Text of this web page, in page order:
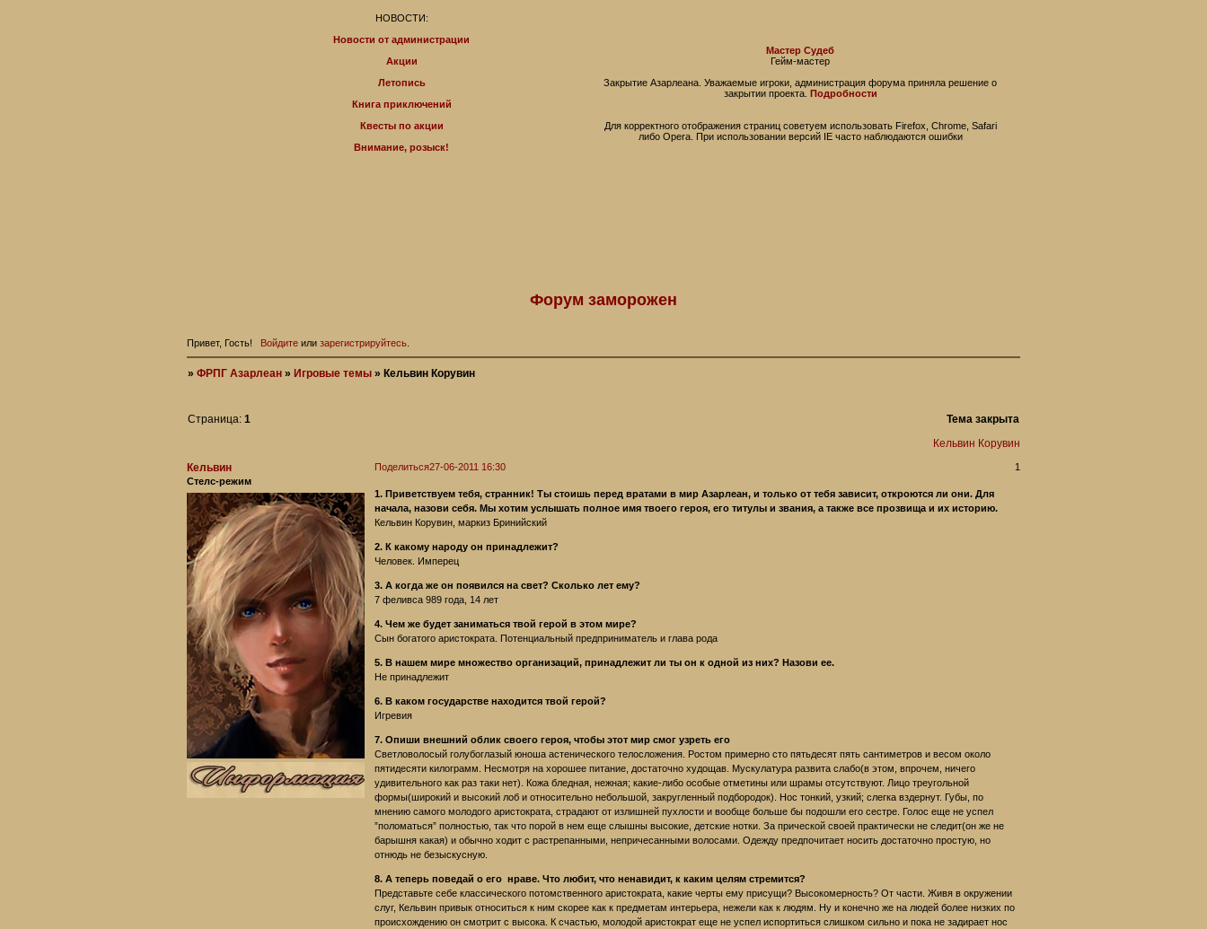
НОВОСТИ:
Новости от администрации
Акции
Летопись
Книга приключений
Квесты по акции
Внимание, розыск!
Мастер Судеб
Гейм-мастер
Закрытие Азарлеана. Уважаемые игроки, администрация форума приняла решение о
закрытии проекта.
Подробности
Для корректного отображения страниц советуем использовать Firefox, Chrome, Safari
либо Operа. При использовании версий IE часто наблюдаются ошибки
Форум заморожен
Привет, Гость! Войдитеили зарегистрируйтесь.
»ФРПГ Азарлеан » Игровые темы » Кельвин Корувин
Кельвин Корувин
Страница:1 Тема закрыта
Поделиться 1
27-06-2011 16:30
Кельвин
Стелс-режим
1. Приветствуем тебя, странник! Ты стоишь перед вратами в мир Азарлеан, и только от тебя зависит, откроются ли они. Для
начала, назови себя. Мы хотим услышать полное имя твоего героя, его титулы и звания, а также все прозвища и их историю.
Кельвин Корувин, маркиз Бринийский
2. К какому народу он принадлежит?
Человек. Имперец
3. А когда же он появился на свет? Сколько лет ему?
7 феливса 989 года, 14 лет
4. Чем же будет заниматься твой герой в этом мире?
Сын богатого аристократа. Потенциальный предприниматель и глава рода
5. В нашем мире множество организаций, принадлежит ли ты он к одной из них? Назови ее.
Не принадлежит
6. В каком государстве находится твой герой?
Игревия
7. Опиши внешний облик своего героя, чтобы этот мир смог узреть его
Светловолосый голубоглазый юноша астенического телосложения. Ростом примерно сто пятьдесят пять сантиметров и весом около
пятидесяти килограмм. Несмотря на хорошее питание, достаточно худощав. Мускулатура развита слабо(в этом, впрочем, ничего
удивительного как раз таки нет). Кожа бледная, нежная; какие-либо особые отметины или шрамы отсутствуют. Лицо треугольной
формы(широкий и высокий лоб и относительно небольшой, закругленный подбородок). Нос тонкий, узкий; слегка вздернут. Губы, по
мнению самого молодого аристократа, страдают от излишней пухлости и вообще больше бы подошли его сестре. Голос еще не успел
”поломаться” полностью, так что порой в нем еще слышны высокие, детские нотки. За прической своей практически не следит(он же не
барышня какая) и обычно ходит с растрепанными, непричесанными волосами. Одежду предпочитает носить достаточно простую, но
отнюдь не безыскусную.
8. А теперь поведай о его нраве. Что любит, что ненавидит, к каким целям стремится?
Представьте себе классического потомственного аристократа, какие черты ему присущи? Высокомерность? От части. Живя в окружении
слуг, Кельвин привык относиться к ним скорее как к предметам интерьера, нежели как к людям. Ну и конечно же на людей более низких по
происхождению он смотрит с высока. К счастью, молодой аристократ еще не успел испортиться слишком сильно и пока не задирает нос